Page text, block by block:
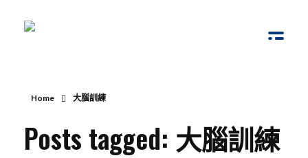
Home 大腦訓練
Posts tagged: 大腦訓練